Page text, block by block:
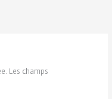
Les champs